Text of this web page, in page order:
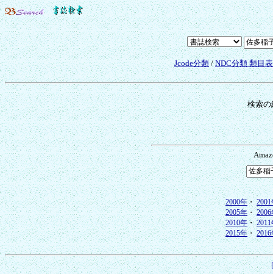
Jcode分類/NDC分類 類目
検索
2000年・2001
2005年・2006
2010年・2011
2015年・2016